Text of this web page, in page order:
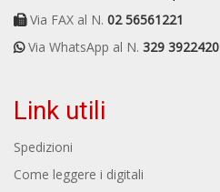
Via FAX al N. 02 56561221
Via WhatsApp al N. 329 3922420
Link utili
Spedizioni
Come leggere i digitali